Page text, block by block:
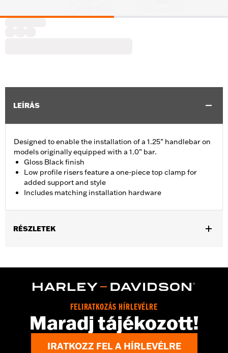
LEÍRÁS
Designed to enable the installation of a 1.25” handlebar on
models originally equipped with a 1.0” bar.
Gloss Black finish
Low profile risers feature a one-piece top clamp for
added support and style
Includes matching installation hardware
RÉSZLETEK
Sold In Units:Each
Top clamp, risers (2), screws (4), spacer (2),
installation instructions
WARRANTY:1 year limited warranty – Go towww.h-
d.com/warrantyfor full details
FELIRATKOZÁS HÍRLEVÉLRE
Maradj tájékozott!
IRATKOZZ FEL A HÍRLEVÉLRE